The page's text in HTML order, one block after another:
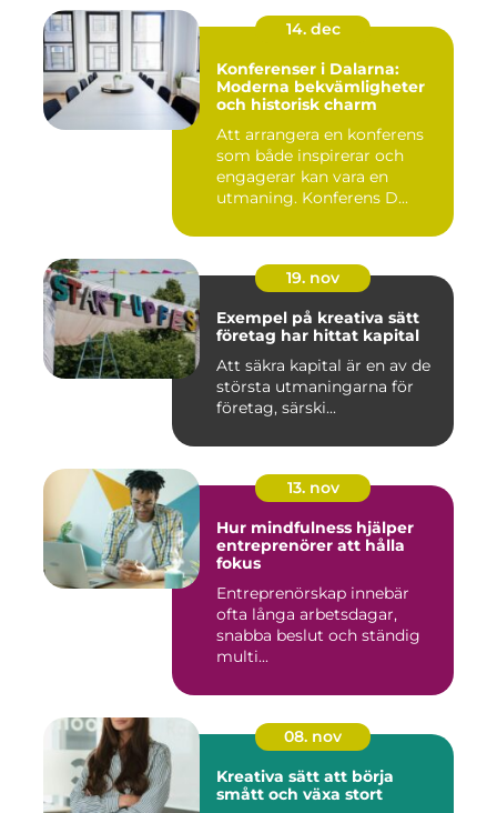
14. dec
Konferenser i Dalarna:
Moderna bekvämligheter
och historisk charm
Att arrangera en konferens
som både inspirerar och
engagerar kan vara en
utmaning. Konferens D...
19. nov
Exempel på kreativa sätt
företag har hittat kapital
Att säkra kapital är en av de
största utmaningarna för
företag, särski...
13. nov
Hur mindfulness hjälper
entreprenörer att hålla
fokus
Entreprenörskap innebär
ofta långa arbetsdagar,
snabba beslut och ständig
multi...
08. nov
Kreativa sätt att börja
smått och växa stort